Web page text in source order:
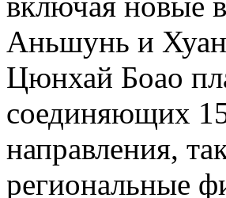
Аньшунь и
Цюнхай Боао
соединяющих
направления,
региональные